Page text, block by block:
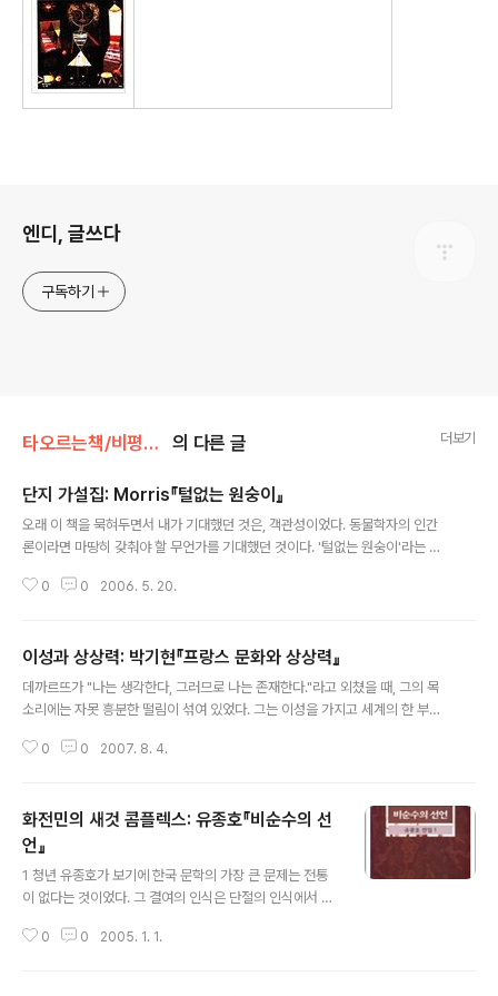
엔디, 글쓰다
구독하기
타오르는책/비평&인문 의 다른 글 더보기
단지 가설집: Morris『털없는 원숭이』
오래 이 책을 묵혀두면서 내가 기대했던 것은, 객관성이었다. 동물학자의 인간
론이라면 마땅히 갖춰야 할 무언가를 기대했던 것이다. '털없는 원숭이'라는 제
처음 머리말을 읽을 때부터 심상치않았다. 초기의 인류학자들은 우리의 본성이
아니라 성과가 나빠서 거의 소멸해 버린 문화적 오지들이었다. [……] 그러나 그
것은 전형적인 털없는 원숭이의 전형적인 행동에 대해서는 아무것도 말해 주지
않는다. 이것은 주요 문명권에 속해 있는 정상적이고 성공적인 개체들―즉, 절
0 0 2006. 5. 20.
이성과 상상력: 박기현『프랑스 문화와 상상력』
데까르뜨가 "나는 생각한다, 그러므로 나는 존재한다."라고 외쳤을 때, 그의 목
소리에는 자못 흥분한 떨림이 섞여 있었다. 그는 이성을 가지고 세계의 한 부분
데까르뜨는 세계를 온전히 이해할 수 있는 가능성을 거기서 보았던 것이다. 대
"세계의 모든 데이타를 알게 되면 이후 세계의 진행 방향을 알 수 있을 것이라고
믿습니다." 이를테면, 그들은 목적론téléologie보다는 기계론méchanisme
의 입장에 선 셈이었는데... 나를 의아하게 했던 것은 그들이 쓰는 서술어였다. ..
0 0 2007. 8. 4.
화전민의 새것 콤플렉스: 유종호『비순수의 선
언』
1 청년 유종호가 보기에 한국 문학의 가장 큰 문제는 전통
이 없다는 것이었다. 그 결여의 인식은 단절의 인식에서 온
곡」에서 「청록집」까지의 앤솔로지에서 발견할 수 있는, 적
0 0 2005. 1. 1.